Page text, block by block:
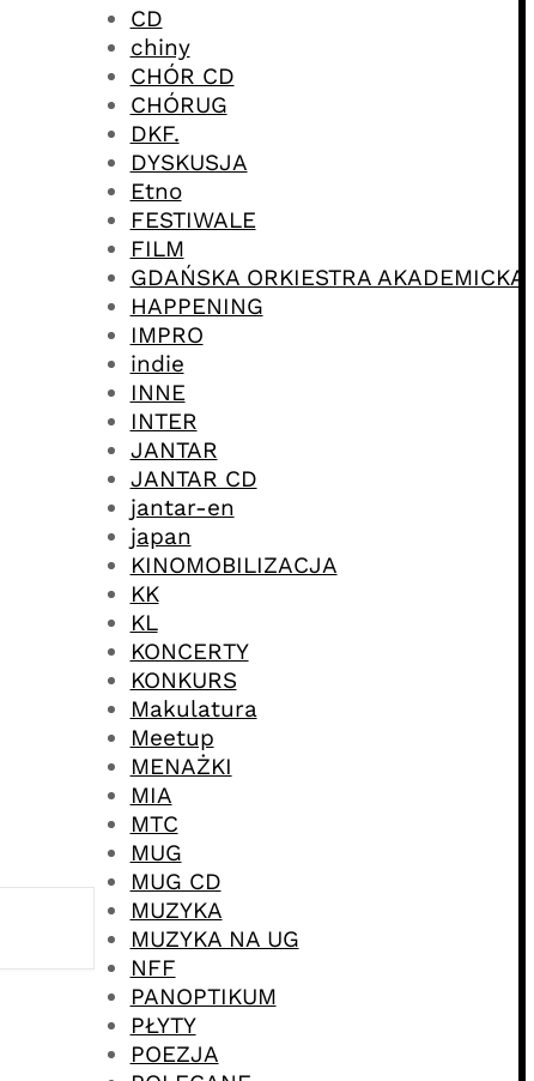
CD
chiny
CHÓR CD
CHÓRUG
DKF.
DYSKUSJA
Etno
FESTIWALE
FILM
GDAŃSKA ORKIESTRA AKADEMICKA
HAPPENING
IMPRO
indie
INNE
INTER
JANTAR
JANTAR CD
jantar-en
japan
KINOMOBILIZACJA
KK
KL
KONCERTY
KONKURS
Makulatura
Meetup
MENAŻKI
MIA
MTC
MUG
MUG CD
MUZYKA
MUZYKA NA UG
NFF
PANOPTIKUM
PŁYTY
POEZJA